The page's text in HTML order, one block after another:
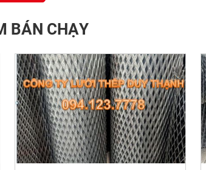
BÁN CHẠY